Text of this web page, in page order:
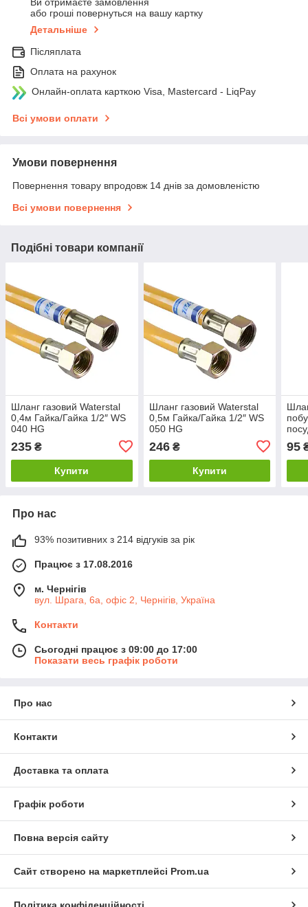
Ви отримаєте замовлення
або гроші повернуться на вашу картку
Детальніше
Післяплата
Оплата на рахунок
Онлайн-оплата карткою Visa, Mastercard - LiqPay
Всі умови оплати
Умови повернення
Повернення товару впродовж 14 днів за домовленістю
Всі умови повернення
Подібні товари компанії
Шланг газовий Waterstal
0,4м Гайка/Гайка 1/2″ WS
040 HG
235 ₴
Купити
Шланг газовий Waterstal
0,5м Гайка/Гайка 1/2″ WS
050 HG
246₴
Купити
95
Про нас
93% позитивних з 214 відгуків за рік
Працює з 17.08.2016
м. Чернігів
вул. Шрага, 6а, офіс 2, Чернігів, Україна
Контакти
Сьогодні працює з 09:00 до 17:00
Показати весь графік роботи
Про нас
Контакти
Доставка та оплата
Графік роботи
Повна версія сайту
Сайт створено на маркетплейсі Prom.ua
Політика конфіденційності